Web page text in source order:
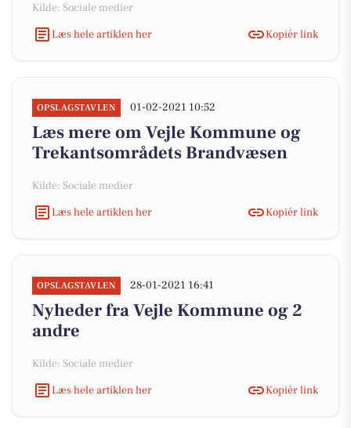
Kilde: Sociale medier
Læs hele artiklen her
Kopiér link
OPSLAGSTAVLEN 01-02-2021 10:52
Læs mere om Vejle Kommune og
Trekantsområdets Brandvæsen
Kilde: Sociale medier
Læs hele artiklen her
Kopiér link
OPSLAGSTAVLEN 28-01-2021 16:41
Nyheder fra Vejle Kommune og 2
andre
Kilde: Sociale medier
Læs hele artiklen her
Kopiér link